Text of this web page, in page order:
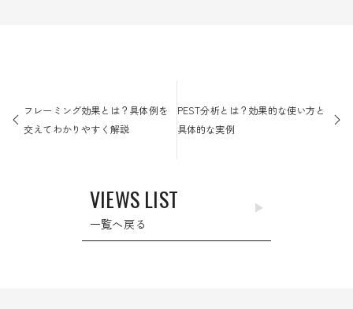
ナ
ビ
フレーミング効果とは？具体例を
交えてわかりやすく解説
PEST分析とは？効果的な使い方と
具体的な実例
VIEWS LIST
一覧へ戻る